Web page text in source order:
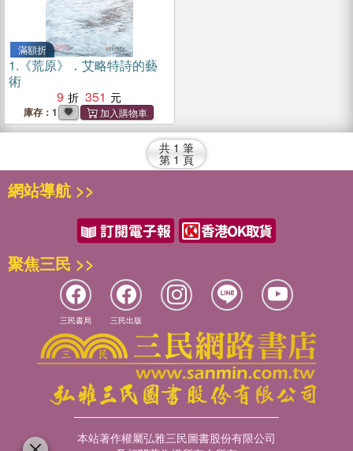
滿額折
1. 《荒原》．艾略特詩的藝
術
9
351
庫存：1
共 1 筆
第 1 頁
網站導航 >>
聚焦三民 >>
三民書局 三民出版
本站著作權屬弘雅三民圖書股份有限公司